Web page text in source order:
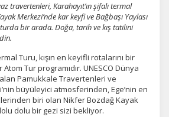
travertenleri, Karahayıt’ın şifalı termal
Merkezi’nde kar keyfi ve Bağbaşı Yaylası
bir arada. Doğa, tarih ve kış tatilini
Turu, kışın en keyifli rotalarını bir
Tur programıdır. UNESCO Dünya
Pamukkale Travertenleri ve
büyüleyici atmosferinden, Ege’nin en
biri olan Nikfer Bozdağ Kayak
dolu bir gezi sizi bekliyor.